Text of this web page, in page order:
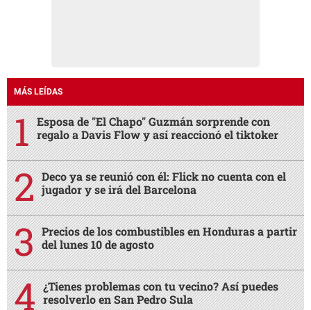
MÁS LEÍDAS
Esposa de "El Chapo" Guzmán sorprende con
regalo a Davis Flow y así reaccionó el tiktoker
Deco ya se reunió con él: Flick no cuenta con el
jugador y se irá del Barcelona
Precios de los combustibles en Honduras a partir
del lunes 10 de agosto
¿Tienes problemas con tu vecino? Así puedes
resolverlo en San Pedro Sula